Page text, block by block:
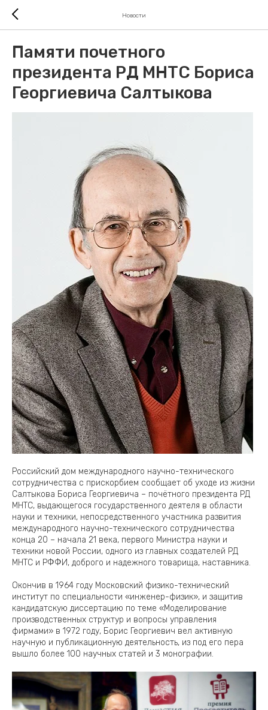
Новости
Памяти почетного
президента РД МНТС Бориса
Георгиевича Салтыкова
Российский дом международного научно-технического
сотрудничества с прискорбием сообщает об уходе из жизни
Салтыкова Бориса Георгиевича – почётного президента РД
МНТС, выдающегося государственного деятеля в области
науки и техники, непосредственного участника развития
международного научно-технического сотрудничества
конца 20 – начала 21 века, первого Министра науки и
техники новой России, одного из главных создателей РД
МНТС и РФФИ, доброго и надежного товарища, наставника.
Окончив в 1964 году Московский физико-технический
институт по специальности «инженер-физик», и защитив
кандидатскую диссертацию по теме «Моделирование
производственных структур и вопросы управления
фирмами» в 1972 году, Борис Георгиевич вел активную
научную и публикационную деятельность, из под его пера
вышло более 100 научных статей и 3 монографии.